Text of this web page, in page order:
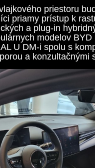
priestoru
priamy prístup k
a plug-in
modelov BYD
U DM-i spolu s
a konzultačnými